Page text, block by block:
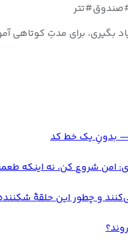
صندوق#تتر
بگیری، برای مدتِ
— بدونِ یک خط کد
امن شروع کن، نه اینکه
می‌کنند و چطور این حلقهٔ